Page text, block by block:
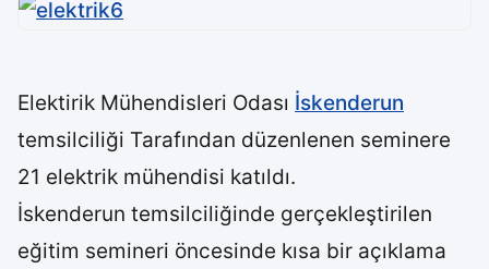
Elektirik Mühendisleri Odası İskenderun
temsilciliği Tarafından düzenlenen seminere
21 elektrik mühendisi katıldı.
İskenderun temsilciliğinde gerçekleştirilen
eğitim semineri öncesinde kısa bir açıklama